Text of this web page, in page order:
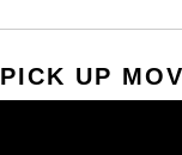
PICK UP